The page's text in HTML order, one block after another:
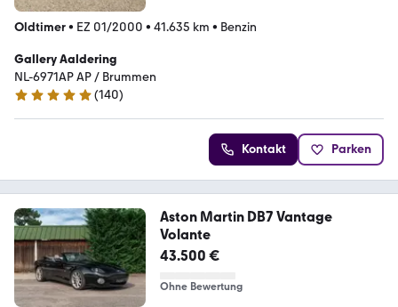
Oldtimer• EZ 01/2000 • 41.635 km • Benzin
Gallery Aaldering
NL-6971AP AP / Brummen
4.8 Sterne
(140)
Kontakt Parken
Aston Martin DB7 Vantage
Volante
43.500 €
Ohne Bewertung